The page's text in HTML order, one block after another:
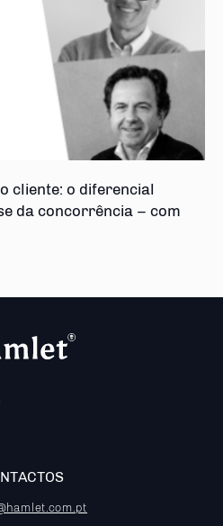
cliente: o diferencial
da concorrência – com